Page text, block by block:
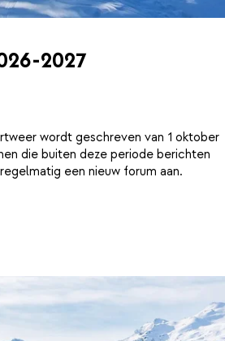
2027
wordt geschreven van 1 oktober
die buiten deze periode berichten
een nieuw forum aan.